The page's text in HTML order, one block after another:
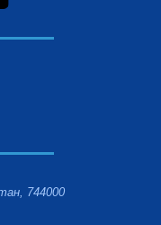
744000